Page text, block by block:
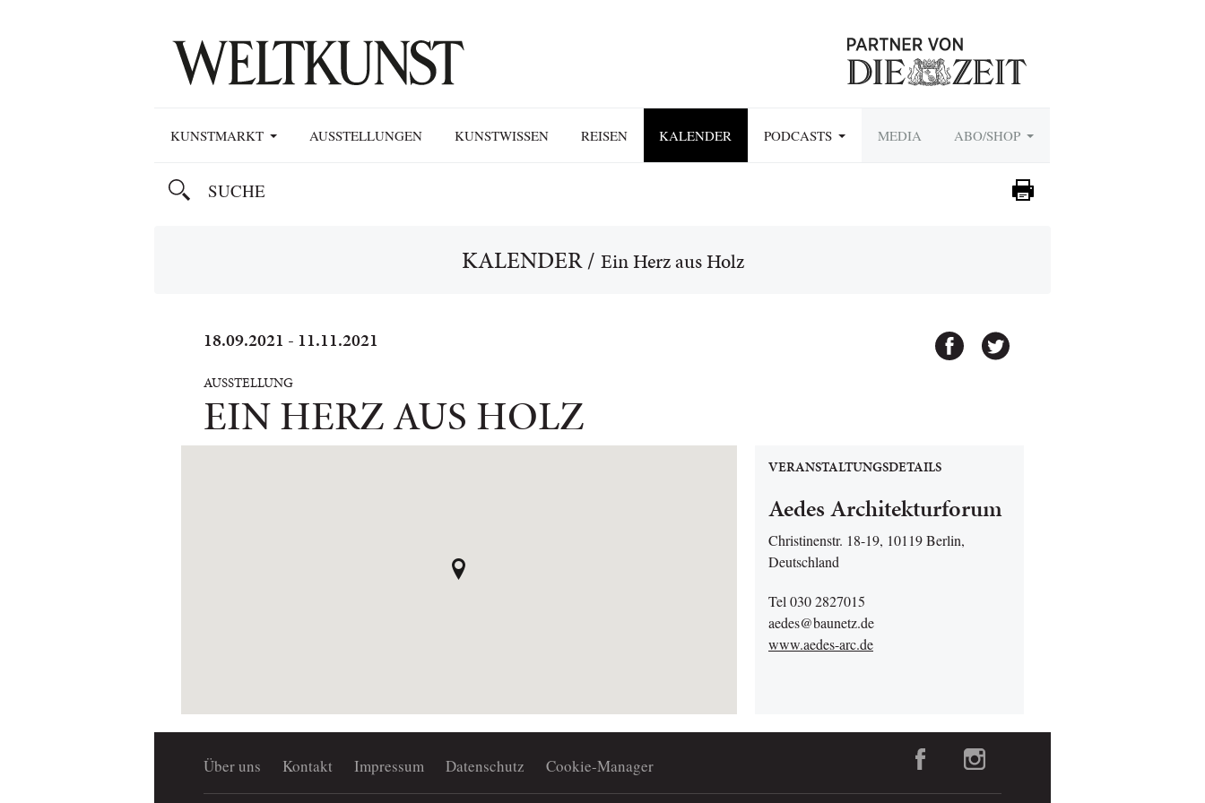
KUNSTMARKT AUSSTELLUNGEN KUNSTWISSEN REISEN KALENDER PODCASTS MEDIA ABO/SHOP
KALENDER/ Ein Herz aus Holz
18.09.2021 - 11.11.2021
AUSSTELLUNG
EIN HERZ AUS HOLZ
VERANSTALTUNGSDETAILS
Aedes Architekturforum
Christinenstr. 18-19, 10119 Berlin,
Deutschland
Tel 030 2827015
aedes@baunetz.de
www.aedes-arc.de
Über uns Kontakt Impressum Datenschutz Cookie-Manager